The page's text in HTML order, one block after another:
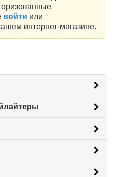
войти или
интернет-магазине.